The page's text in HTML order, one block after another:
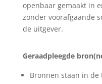
openbaar gemaakt in
zonder voorafgaande
de uitgever.
Geraadpleegde
Bronnen staan in de